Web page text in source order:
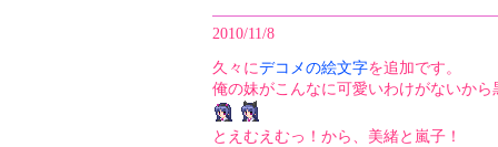
2010/11/8
久々にデコメの絵文字を追加です。
俺の妹がこんなに可愛いわけがないから
とえむえむっ！から、美緒と嵐子！